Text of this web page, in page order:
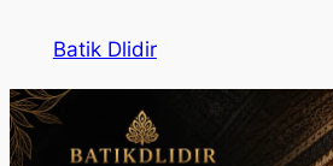
content
Batik Dlidir